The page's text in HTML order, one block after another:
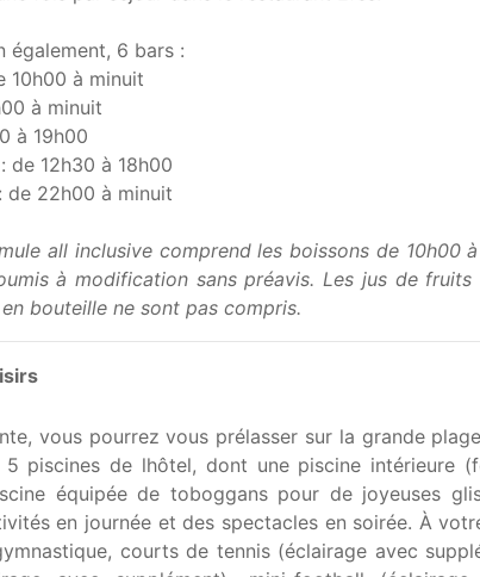
également, 6 bars :
10h00 à minuit
à minuit
à 19h00
de 12h30 à 18h00
de 22h00 à minuit
all inclusive comprend les boissons de 10h00
à modification sans préavis. Les jus de
bouteille ne sont pas compris.
vous pourrez vous prélasser sur la grande
piscines de lhôtel, dont une piscine intérieure
équipée de toboggans pour de joyeuses
en journée et des spectacles en soirée. À
courts de tennis (éclairage avec